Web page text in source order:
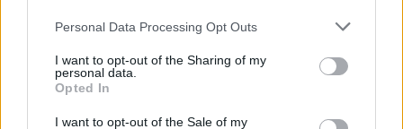
Please note that this website/app uses one or more Google
not limited to your visit or usage behaviour. You may click to
grant or deny consent to Google and its third-party tags to
use your data for below specified purposes in below Google
consent section.
Personal Data Processing Opt Outs
I want to opt-out of the Sharing of my
personal data.
Opted In
I want to opt-out of the Sale of my